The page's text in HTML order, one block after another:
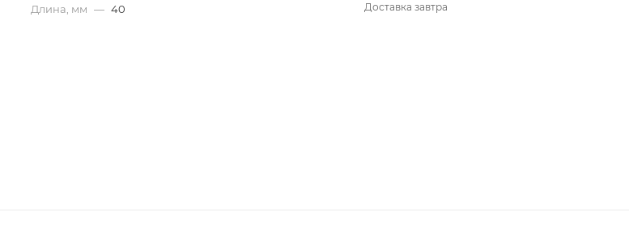
Длина, мм — 40
Доставка завтра